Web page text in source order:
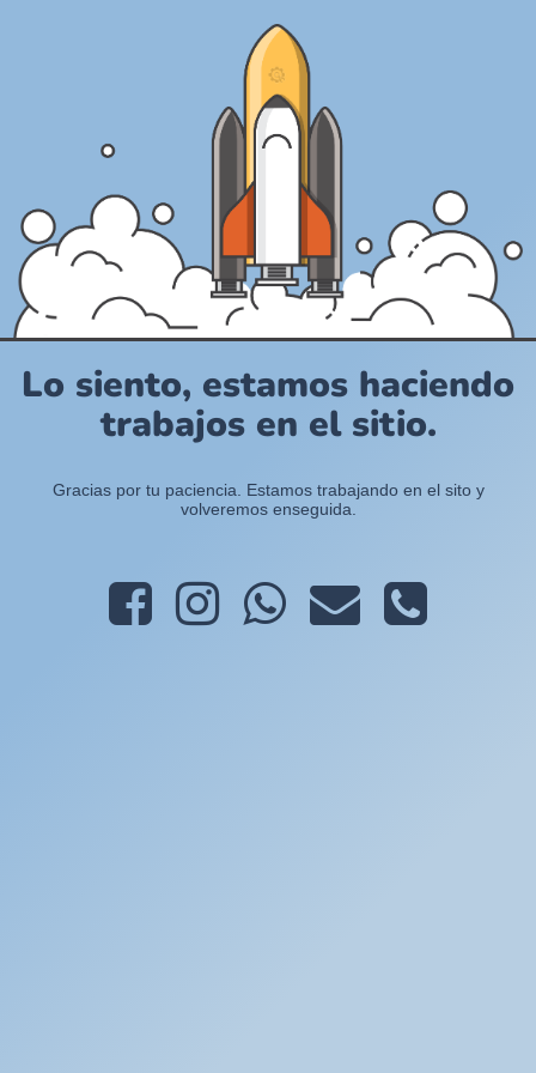
Lo siento, estamos haciendo
trabajos en el sitio.
Gracias por tu paciencia. Estamos trabajando en el sito y
volveremos enseguida.